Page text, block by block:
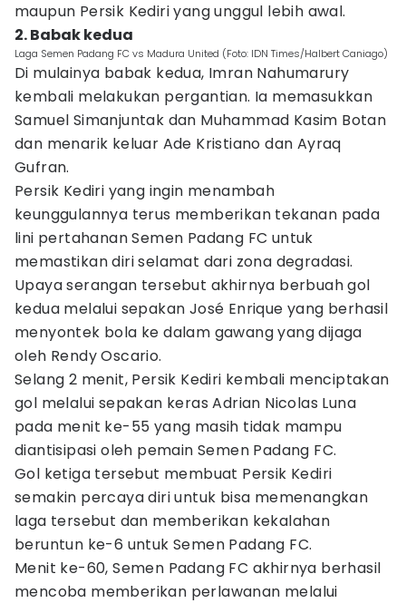
maupun Persik Kediri yang unggul lebih awal.
2. Babak kedua
Laga Semen Padang FC vs Madura United (Foto: IDN Times/Halbert Caniago)
Di mulainya babak kedua, Imran Nahumarury
kembali melakukan pergantian. Ia memasukkan
Samuel Simanjuntak dan Muhammad Kasim Botan
dan menarik keluar Ade Kristiano dan Ayraq
Gufran.
Persik Kediri yang ingin menambah
keunggulannya terus memberikan tekanan pada
lini pertahanan Semen Padang FC untuk
memastikan diri selamat dari zona degradasi.
Upaya serangan tersebut akhirnya berbuah gol
kedua melalui sepakan José Enrique yang berhasil
menyontek bola ke dalam gawang yang dijaga
oleh Rendy Oscario.
Selang 2 menit, Persik Kediri kembali menciptakan
gol melalui sepakan keras Adrian Nicolas Luna
pada menit ke-55 yang masih tidak mampu
diantisipasi oleh pemain Semen Padang FC.
Gol ketiga tersebut membuat Persik Kediri
semakin percaya diri untuk bisa memenangkan
laga tersebut dan memberikan kekalahan
beruntun ke-6 untuk Semen Padang FC.
Menit ke-60, Semen Padang FC akhirnya berhasil
mencoba memberikan perlawanan melalui